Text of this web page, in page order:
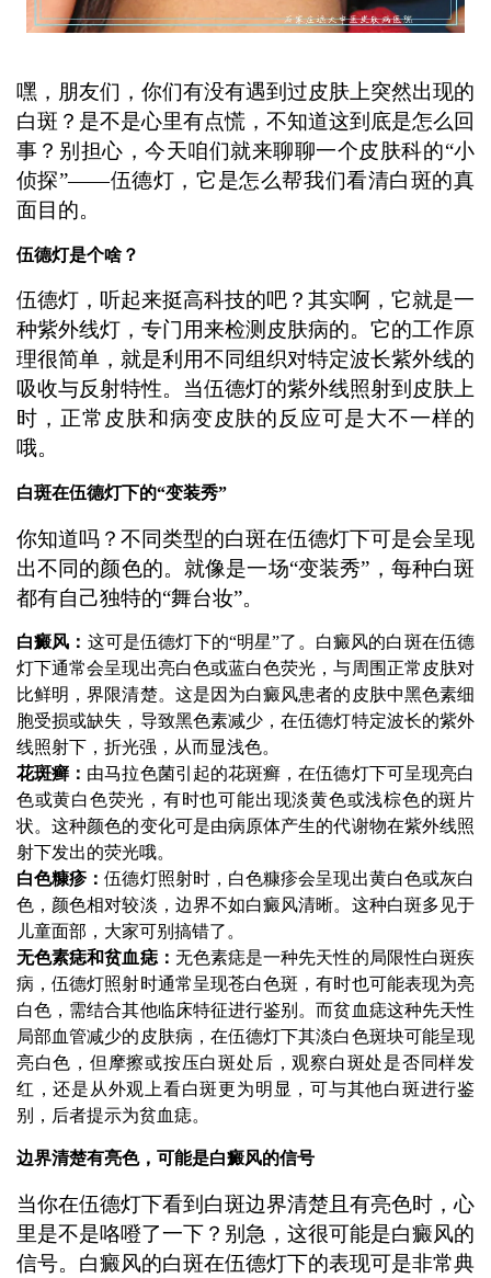
嘿，朋友们，你们有没有遇到过皮肤上突然出现的
白斑？是不是心里有点慌，不知道这到底是怎么回
事？别担心，今天咱们就来聊聊一个皮肤科的“小
侦探”——伍德灯，它是怎么帮我们看清白斑的真
面目的。
伍德灯是个啥？
伍德灯，听起来挺高科技的吧？其实啊，它就是一
种紫外线灯，专门用来检测皮肤病的。它的工作原
理很简单，就是利用不同组织对特定波长紫外线的
吸收与反射特性。当伍德灯的紫外线照射到皮肤上
时，正常皮肤和病变皮肤的反应可是大不一样的
哦。
白斑在伍德灯下的“变装秀”
你知道吗？不同类型的白斑在伍德灯下可是会呈现
出不同的颜色的。就像是一场“变装秀”，每种白斑
都有自己独特的“舞台妆”。
白癜风： 这可是伍德灯下的“明星”了。白癜风的白斑在伍德
灯下通常会呈现出亮白色或蓝白色荧光，与周围正常皮肤对
比鲜明，界限清楚。这是因为白癜风患者的皮肤中黑色素细
胞受损或缺失，导致黑色素减少，在伍德灯特定波长的紫外
线照射下，折光强，从而显浅色。
花斑癣： 由马拉色菌引起的花斑癣，在伍德灯下可呈现亮白
色或黄白色荧光，有时也可能出现淡黄色或浅棕色的斑片
状。这种颜色的变化可是由病原体产生的代谢物在紫外线照
射下发出的荧光哦。
白色糠疹：伍德灯照射时，白色糠疹会呈现出黄白色或灰白
色，颜色相对较淡，边界不如白癜风清晰。这种白斑多见于
儿童面部，大家可别搞错了。
无色素痣和贫血痣： 无色素痣是一种先天性的局限性白斑疾
病，伍德灯照射时通常呈现苍白色斑，有时也可能表现为亮
白色，需结合其他临床特征进行鉴别。而贫血痣这种先天性
局部血管减少的皮肤病，在伍德灯下其淡白色斑块可能呈现
亮白色，但摩擦或按压白斑处后，观察白斑处是否同样发
红，还是从外观上看白斑更为明显，可与其他白斑进行鉴
别，后者提示为贫血痣。
边界清楚有亮色，可能是白癜风的信号
当你在伍德灯下看到白斑边界清楚且有亮色时，心
里是不是咯噔了一下？别急，这很可能是白癜风的
信号。白癜风的白斑在伍德灯下的表现可是非常典